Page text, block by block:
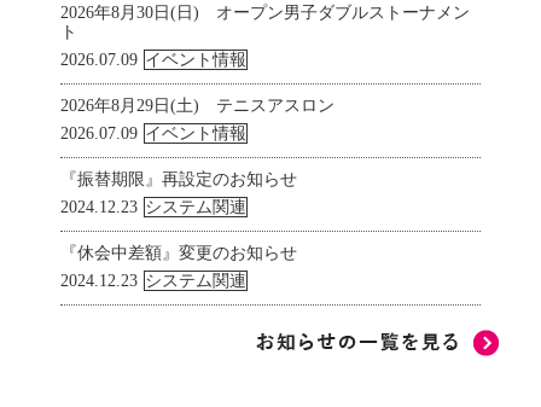
2026年8月30日(日) オープン男子ダブルストーナメン
ト
2026.07.09 イベント情報
2026年8月29日(土) テニスアスロン
2026.07.09 イベント情報
『振替期限』再設定のお知らせ
2024.12.23 システム関連
『休会中差額』変更のお知らせ
2024.12.23 システム関連
2026年8月期 芝桜・ラリーのお知らせ
『振替期限』再設定のお知らせ